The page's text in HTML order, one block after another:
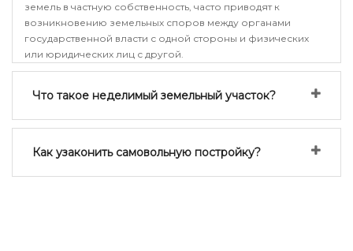
земель в частную собственность, часто приводят к
возникновению земельных споров между органами
государственной власти с одной стороны и физических
или юридических лиц с другой.
Что такое неделимый земельный участок?
Как узаконить самовольную постройку?